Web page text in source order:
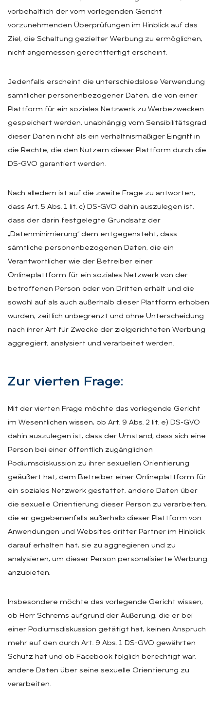
vorbehaltlich der vom vorlegenden Gericht
vorzunehmenden Überprüfungen im Hinblick auf das
Ziel, die Schaltung gezielter Werbung zu ermöglichen,
nicht angemessen gerechtfertigt erscheint.
Jedenfalls erscheint die unterschiedslose Verwendung
sämtlicher personenbezogener Daten, die von einer
Plattform für ein soziales Netzwerk zu Werbezwecken
gespeichert werden, unabhängig vom Sensibilitätsgrad
dieser Daten nicht als ein verhältnismäßiger Eingriff in
die Rechte, die den Nutzern dieser Plattform durch die
DS-GVO garantiert werden.
Nach alledem ist auf die zweite Frage zu antworten,
dass Art. 5 Abs. 1 lit. c) DS-GVO dahin auszulegen ist,
dass der darin festgelegte Grundsatz der
„Datenminimierung“ dem entgegensteht, dass
sämtliche personenbezogenen Daten, die ein
Verantwortlicher wie der Betreiber einer
Onlineplattform für ein soziales Netzwerk von der
betroffenen Person oder von Dritten erhält und die
sowohl auf als auch außerhalb dieser Plattform erhoben
wurden, zeitlich unbegrenzt und ohne Unterscheidung
nach ihrer Art für Zwecke der zielgerichteten Werbung
aggregiert, analysiert und verarbeitet werden.
Zur vier­ten Fra­ge:
Mit der vierten Frage möchte das vorlegende Gericht
im Wesentlichen wissen, ob Art. 9 Abs. 2 lit. e) DS-GVO
dahin auszulegen ist, dass der Umstand, dass sich eine
Person bei einer öffentlich zugänglichen
Podiumsdiskussion zu ihrer sexuellen Orientierung
geäußert hat, dem Betreiber einer Onlineplattform für
ein soziales Netzwerk gestattet, andere Daten über
die sexuelle Orientierung dieser Person zu verarbeiten,
die er gegebenenfalls außerhalb dieser Plattform von
Anwendungen und Websites dritter Partner im Hinblick
darauf erhalten hat, sie zu aggregieren und zu
analysieren, um dieser Person personalisierte Werbung
anzubieten.
Insbesondere möchte das vorlegende Gericht wissen,
ob Herr Schrems aufgrund der Äußerung, die er bei
einer Podiumsdiskussion getätigt hat, keinen Anspruch
mehr auf den durch Art. 9 Abs. 1 DS-GVO gewährten
Schutz hat und ob Facebook folglich berechtigt war,
andere Daten über seine sexuelle Orientierung zu
verarbeiten.